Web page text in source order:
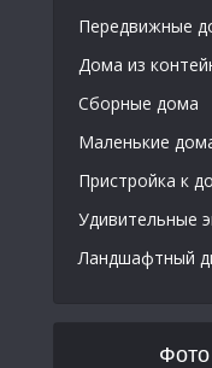
Передвижные
Дома из
Сборные дома
Маленькие
Пристройка к
Удивительные
Ландшафтный